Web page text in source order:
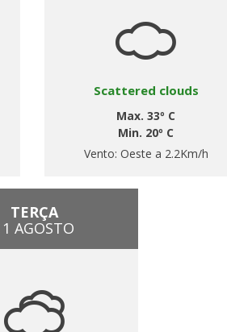
Scattered clouds
Max. 33º C
Min. 20º C
Vento: Oeste a 2.2Km/h
TERÇA
AGOSTO